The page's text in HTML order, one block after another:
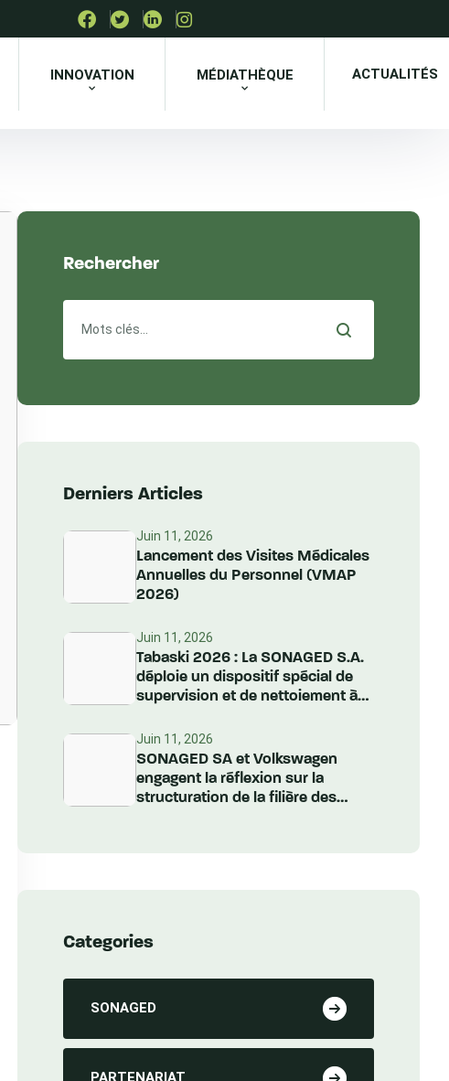
INNOVATION MÉDIATHÈQUE ACTUALITÉS
Rechercher
Derniers Articles
Juin 11, 2026
Lancement des Visites Médicales
Annuelles du Personnel (VMAP
2026)
Juin 11, 2026
Tabaski 2026 : La SONAGED S.A.
déploie un dispositif spécial de
supervision et de nettoiement à
Juin 11, 2026
SONAGED SA et Volkswagen
engagent la réflexion sur la
structuration de la filière des
Categories
SONAGED
PARTENARIAT